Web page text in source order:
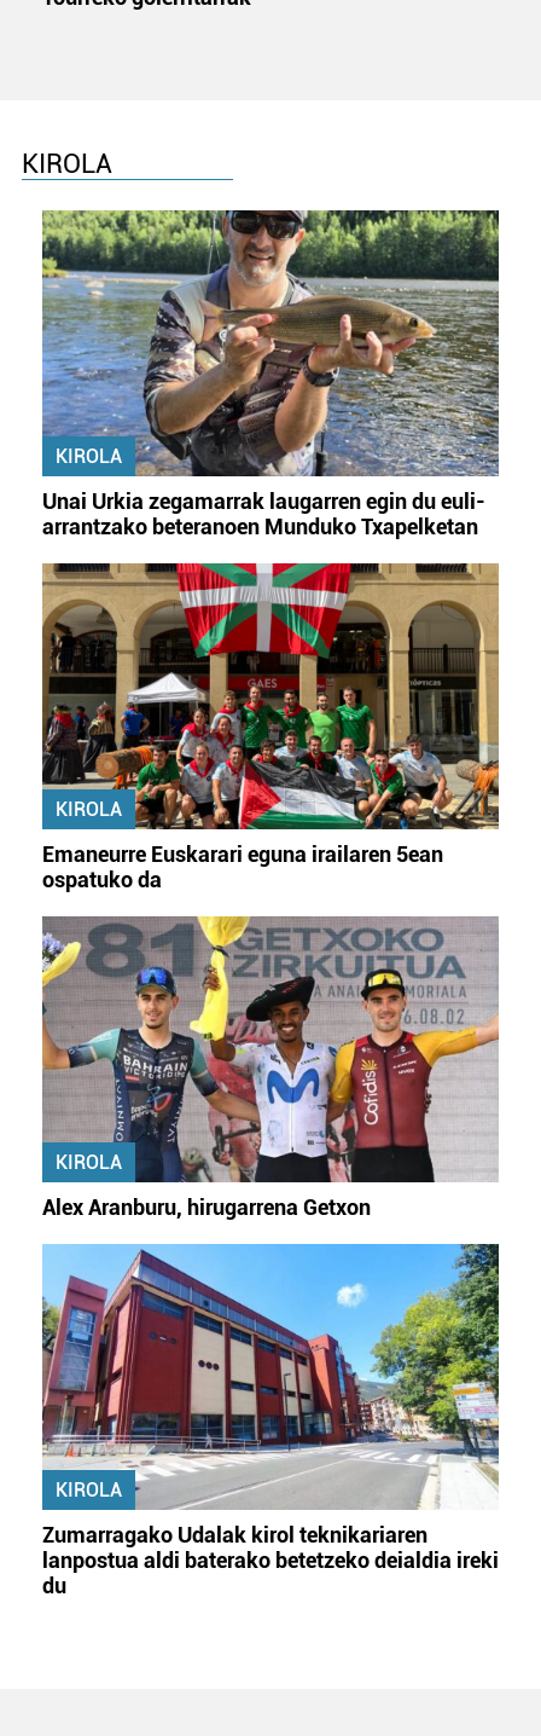
KIROLA
KIROLA
Unai Urkia zegamarrak laugarren egin du euli-
arrantzako beteranoen Munduko Txapelketan
KIROLA
Emaneurre Euskarari eguna irailaren 5ean
ospatuko da
KIROLA
Alex Aranburu, hirugarrena Getxon
KIROLA
Zumarragako Udalak kirol teknikariaren
lanpostua aldi baterako betetzeko deialdia ireki
du